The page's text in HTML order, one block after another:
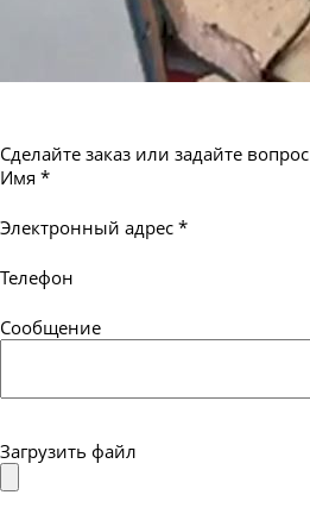
Сделайте заказ или задайте вопрос
Имя *
Электронный адрес *
Телефон
Сообщение
Загрузить файл